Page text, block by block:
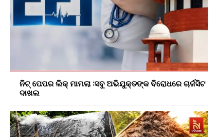
ନିଟ୍ ପେପର ଲିକ୍ ମାମଲା :ସବୁ ଅଭିଯୁକ୍ତଙ୍କ ବିରୋଧରେ ଚାର୍ଜସିଟ
ଦାଖଲ